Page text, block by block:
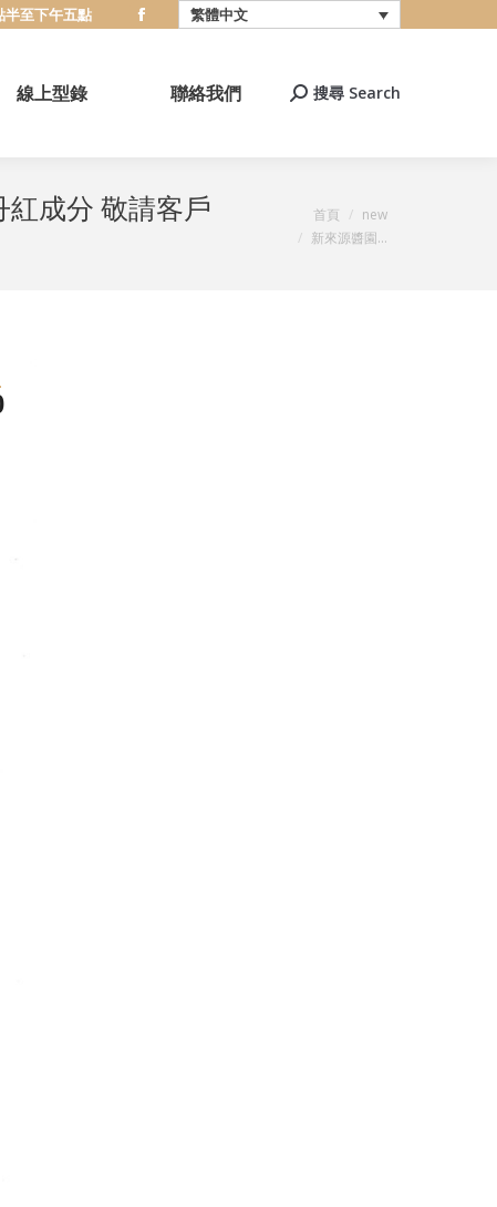
至下午五點
Facebook
opens
繁體中文
線上型錄 聯絡我們
搜 搜尋 Search
成分 敬請客戶
首頁
new
新來源醬園...